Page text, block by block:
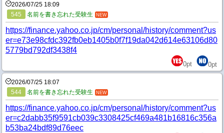
2026/07/25 18:09
545
名前を書き忘れた受験生 NEW
https://finance.yahoo.co.jp/cm/personal/history/comment?us
er=e73e98cfdc392fb0eb1405b0f7f19da042d614e63106d80
5779bd792df3438f4
0pt 0pt
2026/07/25 18:07
544
名前を書き忘れた受験生 NEW
https://finance.yahoo.co.jp/cm/personal/history/comment?us
er=c2dabb35f9591cb039c3308425cf469a481b16816c356a
b53ba24bdf89d76eec